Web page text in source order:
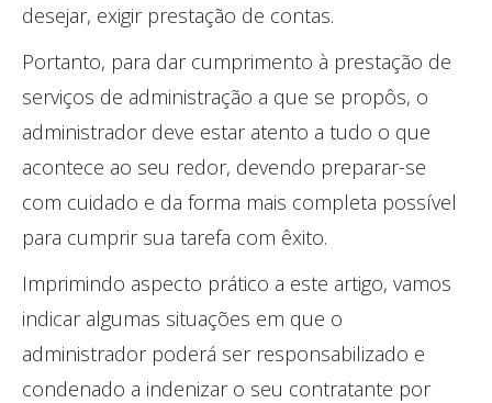
desejar, exigir prestação de contas.
Portanto, para dar cumprimento à prestação de
serviços de administração a que se propôs, o
administrador deve estar atento a tudo o que
acontece ao seu redor, devendo preparar-se
com cuidado e da forma mais completa possível
para cumprir sua tarefa com êxito.
Imprimindo aspecto prático a este artigo, vamos
indicar algumas situações em que o
administrador poderá ser responsabilizado e
condenado a indenizar o seu contratante por